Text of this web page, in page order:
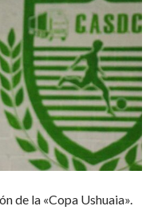
de la «Copa Ushuaia».